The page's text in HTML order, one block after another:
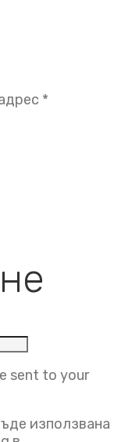
*
sent to your
използвана